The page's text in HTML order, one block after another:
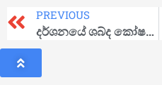
PREVIOUS
දර්ශනයේ ශබ්ද කෝෂයෙන්…